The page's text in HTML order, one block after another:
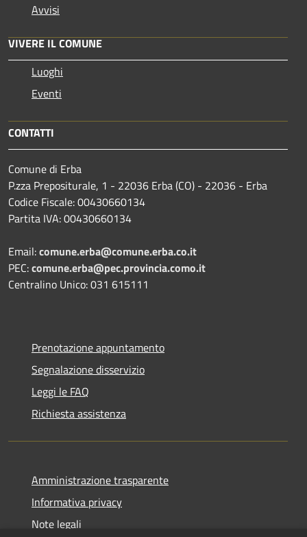
Avvisi
VIVERE IL COMUNE
Luoghi
Eventi
CONTATTI
Comune di Erba
P.zza Prepositurale, 1 - 22036 Erba (CO) - 22036 - Erba
Codice Fiscale: 00430660134
Partita IVA: 00430660134
Email:comune.erba@comune.erba.co.it
PEC:comune.erba@pec.provincia.como.it
Centralino Unico: 031 615111
Prenotazione appuntamento
Segnalazione disservizio
Leggi le FAQ
Richiesta assistenza
Amministrazione trasparente
Informativa privacy
Note legali